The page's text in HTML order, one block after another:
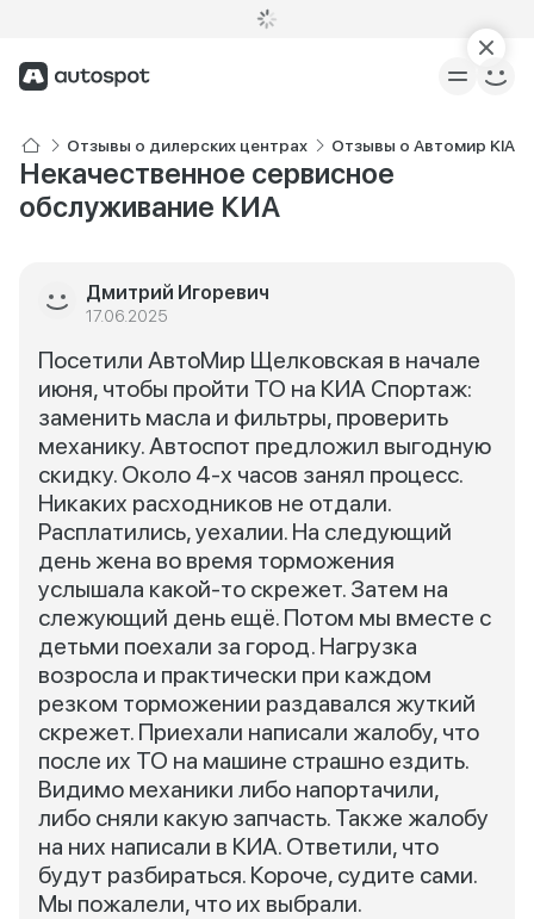
Отзывы о дилерских центрах Отзывы о Автомир KIA
Некачественное сервисное
обслуживание КИА
Дмитрий Игоревич
17.06.2025
Посетили АвтоМир Щелковская в начале
июня, чтобы пройти ТО на КИА Спортаж:
заменить масла и фильтры, проверить
механику. Автоспот предложил выгодную
скидку. Около 4-х часов занял процесс.
Никаких расходников не отдали.
Расплатились, уехалии. На следующий
день жена во время торможения
услышала какой-то скрежет. Затем на
слежующий день ещё. Потом мы вместе с
детьми поехали за город. Нагрузка
возросла и практически при каждом
резком торможении раздавался жуткий
скрежет. Приехали написали жалобу, что
после их ТО на машине страшно ездить.
Видимо механики либо напортачили,
либо сняли какую запчасть. Также жалобу
на них написали в КИА. Ответили, что
будут разбираться. Короче, судите сами.
Мы пожалели, что их выбрали.